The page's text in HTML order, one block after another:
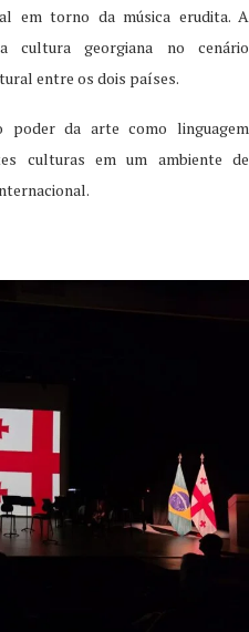
em torno da música erudita. A
cultura georgiana no cenário
entre os dois países.
poder da arte como linguagem
culturas em um ambiente de